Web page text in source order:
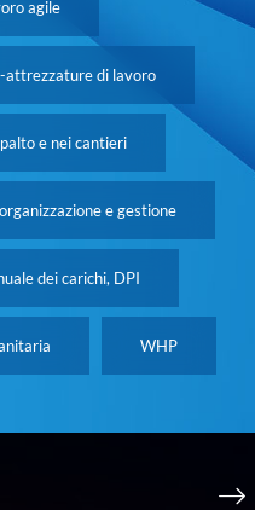
agile
attrezzature di lavoro
e nei cantieri
e gestione
dei carichi, DPI
WHP